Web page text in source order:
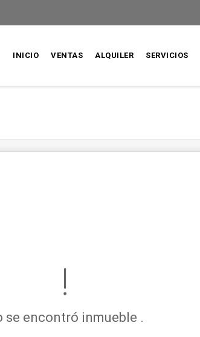
INICIO VENTAS ALQUILER SERVICIOS
se encontró inmueble .